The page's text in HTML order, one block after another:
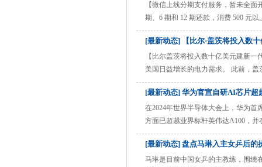
【微信上线分期支付服务，暂未全
期、6 期和 12 期还款，消费 500 元
由重庆市微恒科技有限公司为用户从
分期付款」模式和「消费后使用分期
物等消费 ......
[最新动态] 【比尔·盖茨将投入数
【比尔盖茨将投入数十亿美元建新
美国日益增长的电力需求。 此前，盖
第一个商业反应堆破土动工，该反应
应堆，并预计在 2030 年完成新反应
[最新动态] 华为官宣自研AI芯片超
在2024年世界半导体大会上，华为
方面已超越业界标杆英伟达A100，
智能领域的强大实力，也为中国半导
算领域的两款核心产品，在市场中均
的首选方案。这一 ......
[最新动态] 盘点马琳入主女乒后的
马琳是目前中国女乒的主教练，围绕